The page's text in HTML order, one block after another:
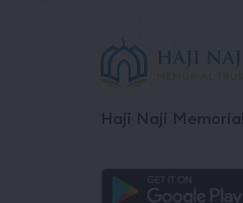
Haji Naji